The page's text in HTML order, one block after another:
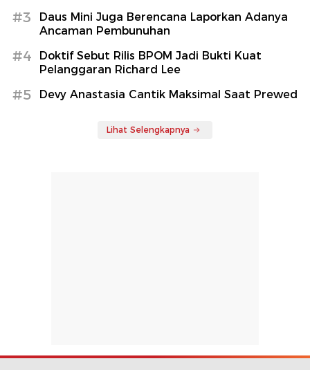
#3
Daus Mini Juga Berencana Laporkan Adanya
Ancaman Pembunuhan
#4
Doktif Sebut Rilis BPOM Jadi Bukti Kuat
Pelanggaran Richard Lee
#5 Devy Anastasia Cantik Maksimal Saat Prewed
Lihat Selengkapnya